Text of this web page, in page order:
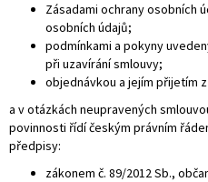
Zásadami ochrany osobních
osobních údajů;
podmínkami a pokyny
při uzavírání smlouvy;
objednávkou a jejím přijetím
a v otázkách neupravených
povinnosti řídí českým právním
předpisy:
zákonem č. 89/2012 Sb.,